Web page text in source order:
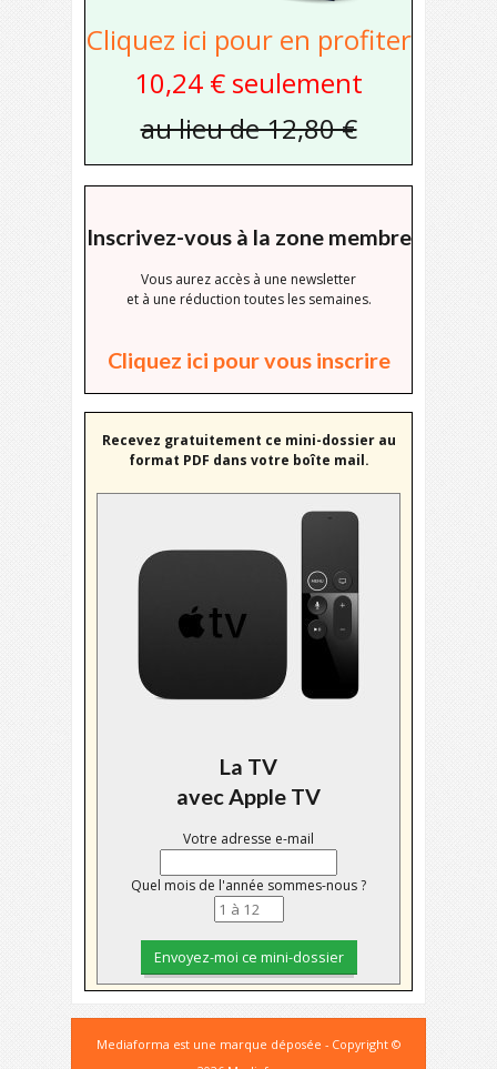
Cliquez ici pour en profiter
10,24 € seulement
au lieu de 12,80 €
Inscrivez-vous à la zone membre
Vous aurez accès à une newsletter
et à une réduction toutes les semaines.
Cliquez ici pour vous inscrire
Recevez gratuitement ce mini-dossier au
format PDF dans votre boîte mail.
La TV
avec Apple TV
Votre adresse e-mail
Quel mois de l'année sommes-nous ?
Mediaforma est une marque déposée - Copyright ©